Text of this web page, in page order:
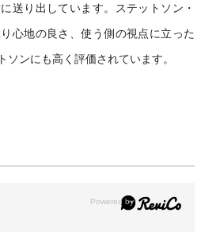
送り出しています。ステットソン・
心地の良さ、使う側の視点に立った
ンにも高く評価されています。